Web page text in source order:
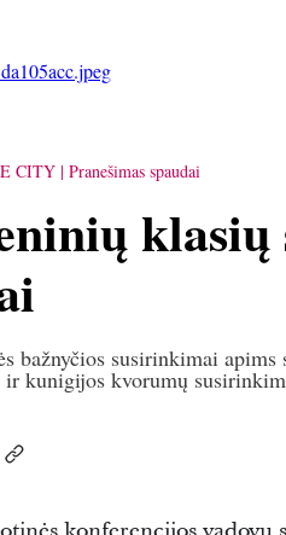
CITY Pranešimas spaudai
bažnyčios susirinkimai
kunigijos kvorumų